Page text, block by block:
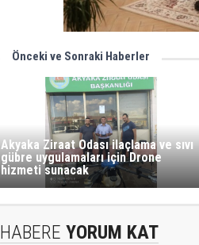
Önceki ve Sonraki Haberler
Akyaka Ziraat Odası ilaçlama ve sıvı
gübre uygulamaları için Drone
hizmeti sunacak
HABERE YORUM KAT